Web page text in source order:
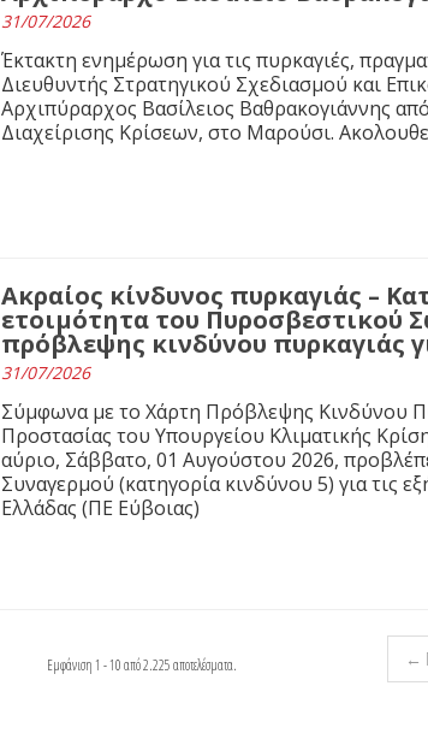
31/07/2026
Έκτακτη ενημέρωση για τις πυρκαγιές,
Διευθυντής Στρατηγικού Σχεδιασμού και
Αρχιπύραρχος Βασίλειος Βαθρακογιάννης
Διαχείρισης Κρίσεων, στο Μαρούσι.
Ακραίος κίνδυνος πυρκαγιάς –
ετοιμότητα του Πυροσβεστικού
πρόβλεψης κινδύνου πυρκαγιάς
31/07/2026
Σύμφωνα με το Χάρτη Πρόβλεψης Κινδύνου
Προστασίας του Υπουργείου Κλιματικής
αύριο, Σάββατο, 01 Αυγούστου 2026,
Συναγερμού (κατηγορία κινδύνου 5) για τις
Ελλάδας (ΠΕ Εύβοιας)
Εμφάνιση 1 - 10 από 2.225 αποτελέσματα. ←